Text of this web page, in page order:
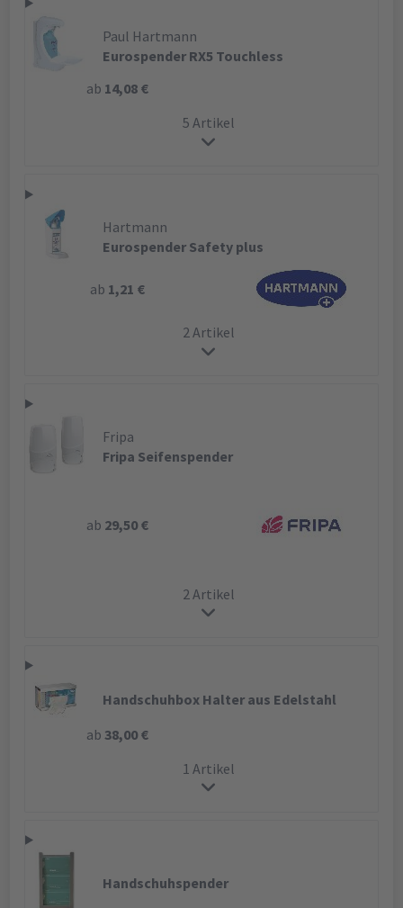
Paul Hartmann
Eurospender RX5 Touchless
ab 14,08 €
5 Artikel
Hartmann
Eurospender Safety plus
ab 1,21 €
2 Artikel
Fripa
Fripa Seifenspender
ab 29,50 €
2 Artikel
Handschuhbox Halter aus Edelstahl
ab 38,00 €
1 Artikel
Handschuhspender